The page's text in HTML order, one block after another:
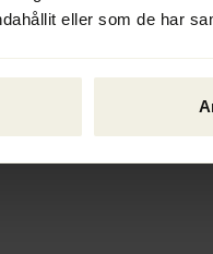
eller som de har
konstatera att det
finnas risk för att